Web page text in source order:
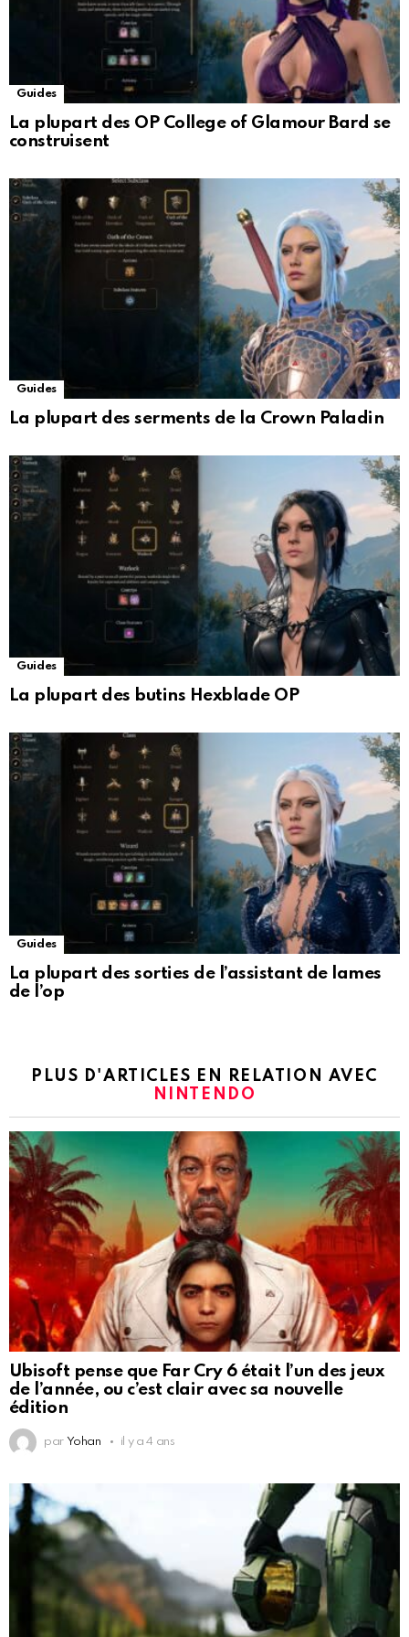
Guides
La plupart des OP College of Glamour Bard se
construisent
Guides
La plupart des serments de la Crown Paladin
Guides
La plupart des butins Hexblade OP
Guides
La plupart des sorties de l’assistant de lames
de l’op
PLUS D'ARTICLES EN RELATION AVEC
NINTENDO
Ubisoft pense que Far Cry 6 était l’un des jeux
de l’année, ou c’est clair avec sa nouvelle
édition
par Yohan il y a 4 ans